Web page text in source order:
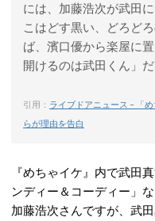
には、加藤浩次が武田
こはどす黒い、どろど
ば、濱口優から楽屋に
開けるのは武田くん」
引用： ライブドアニュース – 「
らが理由を告白
『めちゃイケ』内で武田
ンディー＆コーディー」
加藤浩次さんですが、武